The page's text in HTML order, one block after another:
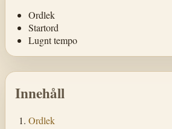
Ordlek
Startord
Lugnt tempo
Innehåll
Ordlek